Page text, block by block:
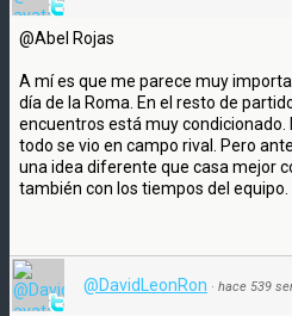
@Abel Rojas
A mí es que me parece muy
día de la Roma. En el resto de
encuentros está muy
todo se vio en campo rival. Pero
una idea diferente que casa mejor
también con los tiempos del equipo.
@DavidLeonRon · hace 539